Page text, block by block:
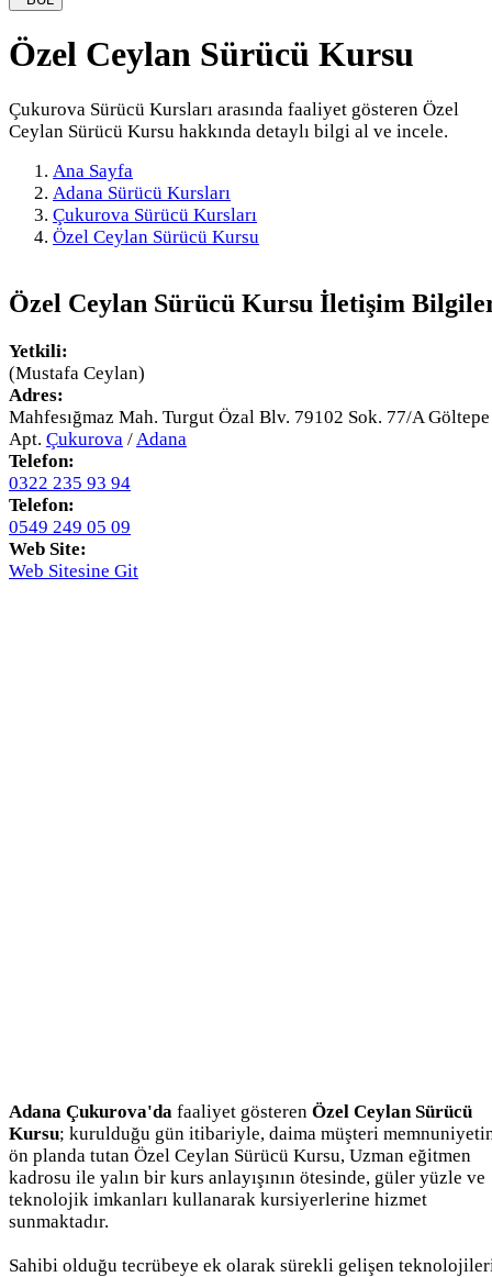
Özel Ceylan Sürücü Kursu
Çukurova Sürücü Kursları arasında faaliyet gösteren Özel
Ceylan Sürücü Kursu hakkında detaylı bilgi al ve incele.
Ana Sayfa
Adana Sürücü Kursları
Çukurova Sürücü Kursları
Özel Ceylan Sürücü Kursu
Özel Ceylan Sürücü Kursu İletişim
Yetkili:
(Mustafa Ceylan)
Adres:
Mahfesığmaz Mah. Turgut Özal Blv. 79102 Sok. 77/A Göltepe
Apt. Çukurova / Adana
Telefon:
0322 235 93 94
Telefon:
0549 249 05 09
Web Site:
Web Sitesine Git
Adana Çukurova'da faaliyet gösteren Özel Ceylan Sürücü
Kursu; kurulduğu gün itibariyle, daima müşteri
ön planda tutan Özel Ceylan Sürücü Kursu, Uzman eğitmen
kadrosu ile yalın bir kurs anlayışının ötesinde, güler yüzle ve
teknolojik imkanları kullanarak kursiyerlerine hizmet
sunmaktadır.
Sahibi olduğu tecrübeye ek olarak sürekli gelişen